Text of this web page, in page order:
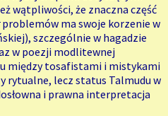
wątpliwości, że znaczna część
problemów ma swoje korzenie w
szczególnie w hagadzie
w poezji modlitewnej
między tosafistami i mistykami
rytualne, lecz status Talmudu w
i prawna interpretacja